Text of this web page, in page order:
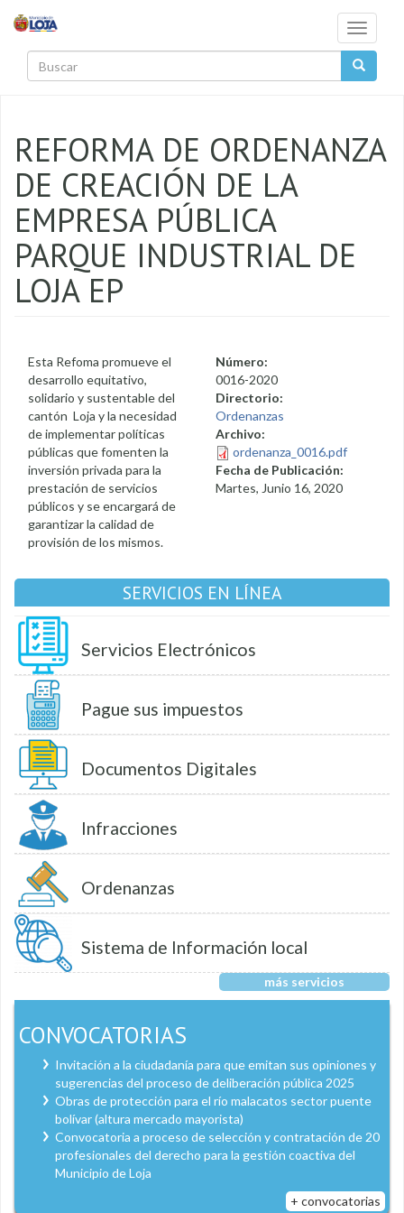
Toggle
REFORMA DE ORDENANZA
DE CREACIÓN DE LA
EMPRESA PÚBLICA
PARQUE INDUSTRIAL DE
LOJA EP
Esta Refoma promueve el
desarrollo equitativo,
solidario y sustentable del
cantón Loja y la necesidad
de implementar políticas
públicas que fomenten la
inversión privada para la
prestación de servicios
públicos y se encargará de
garantizar la calidad de
provisión de los mismos.
Número:
0016-2020
Directorio:
Ordenanzas
Archivo:
ordenanza_0016.pdf
Fecha de Publicación:
Martes, Junio 16, 2020
SERVICIOS EN LÍNEA
Servicios Electrónicos
Pague sus impuestos
Documentos Digitales
Infracciones
Ordenanzas
Sistema de Información local
más servicios
CONVOCATORIAS
Invitación a la ciudadanía para que emitan sus opiniones y
sugerencias del proceso de deliberación pública 2025
Obras de protección para el río malacatos sector puente
bolívar (altura mercado mayorista)
Convocatoria a proceso de selección y contratación de 20
profesionales del derecho para la gestión coactiva del
Municipio de Loja
+ convocatorias